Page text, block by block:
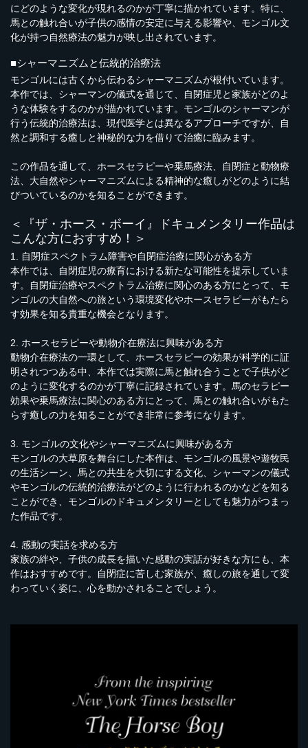
にどのような変化が現れるのかが丁寧に描かれています。特に、
馬との触れ合いが子供の感情の安定に与える影響や、モンゴル文
化が持つ自然療法の魅力が映し出されています。
■シャーマニズムと伝統的治療法
モンゴルには古くから伝わるシャーマニズムが根付いています。
本作では、シャーマンの儀式を通じて、自閉症児と家族がどのよ
うな体験をするのかが描かれています。モンゴルのシャーマンが
行う伝統的治療法は、現代医学とは異なるアプローチですが、自
然と調和する癒しと神秘的な力を借りて治癒に臨みます。
この作品を通して、ホースセラピーや乗馬療法、自閉症と動物療
法、大自然やシャーマニズムによる精神的な癒しがどのように結
びついているのかを知ることができます。
＜『ザ・ホース・ボーイ』ドキュメンタリー作品は
こんな方におすすめ！＞
1. 自閉症スペクトラム障害や自閉症治療に関心がある方
本作では、自閉症児の療育における新たな可能性を提示していま
す。自閉症治療やスペクトラム治療に関心のある方にとって、モ
ンゴルの大自然への旅という環境変化やホースセラピーがもたら
す効果を知る貴重な機会となります。
2. ホースセラピーや動物介在療法に興味がある方
動物介在療法の一環として、ホースセラピーの効果が科学的に証
明されつつある中、本作では実際に馬と触れ合うことで子供がど
のように変化するのかが丁寧に記録されています。馬のセラピー
効果や乗馬療法に関心のある方にとって、馬との触れ合いがもた
らす癒しの力を知ることができ非常に参考になります。
3. モンゴルの文化やシャーマニズムに興味がある方
モンゴルの大草原を舞台にした本作は、モンゴルの風景や遊牧民
の生活シーン、馬との共生を大切にする文化、シャーマンの儀式
やモンゴルの伝統的治療法がどのように行われるのかなどを知る
ことができ、モンゴルのドキュメンタリーとしても魅力がつまっ
た作品です。
4. 感動の実話を求める方
家族の絆や、子供の成長を描いた感動の実話が好きな方にも、本
作はおすすめです。自閉症に苦しむ家族が、癒しの旅を通して変
わっていく姿に、心を動かされることでしょう。